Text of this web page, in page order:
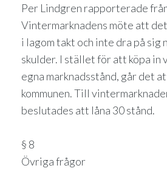
Per Lindgren rapporterade
Vintermarknadens möte att
i lagom takt och inte dra på sig
skulder. I stället för att köpa in
egna marknadsstånd, går det
kommunen. Till
beslutades att låna 30 stånd.
§ 8
Övriga frågor